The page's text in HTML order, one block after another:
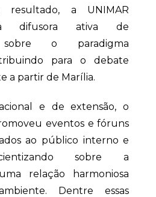
resultado, a UNIMAR
difusora ativa de
sobre o paradigma
para o debate
a partir de Marília.
e de extensão, o
eventos e fóruns
ao público interno e
sobre a
relação harmoniosa
Dentre essas